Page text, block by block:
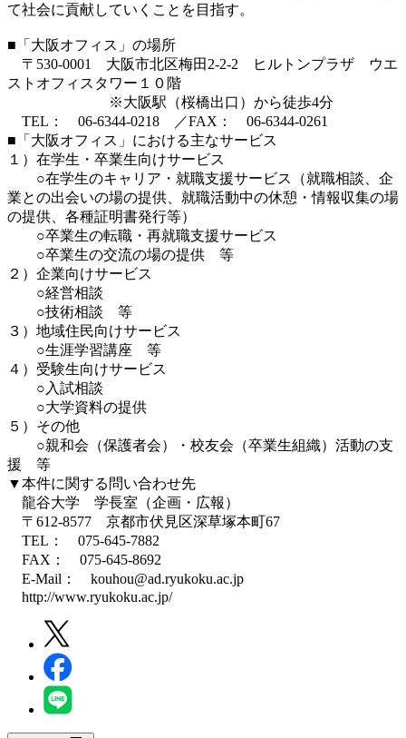
て社会に貢献していくことを目指す。
■「大阪オフィス」の場所
〒530-0001 大阪市北区梅田2-2-2 ヒルトンプラザ ウエ
ストオフィスタワー１０階
※大阪駅（桜橋出口）から徒歩4分
TEL： 06-6344-0218 ／FAX： 06-6344-0261
■「大阪オフィス」における主なサービス
１）在学生・卒業生向けサービス
○在学生のキャリア・就職支援サービス（就職相談、企
業との出会いの場の提供、就職活動中の休憩・情報収集の場
の提供、各種証明書発行等）
○卒業生の転職・再就職支援サービス
○卒業生の交流の場の提供 等
２）企業向けサービス
○経営相談
○技術相談 等
３）地域住民向けサービス
○生涯学習講座 等
４）受験生向けサービス
○入試相談
○大学資料の提供
５）その他
○親和会（保護者会）・校友会（卒業生組織）活動の支
援 等
▼本件に関する問い合わせ先
龍谷大学 学長室（企画・広報）
〒612-8577 京都市伏見区深草塚本町67
TEL： 075-645-7882
FAX： 075-645-8692
E-Mail： kouhou@ad.ryukoku.ac.jp
http://www.ryukoku.ac.jp/